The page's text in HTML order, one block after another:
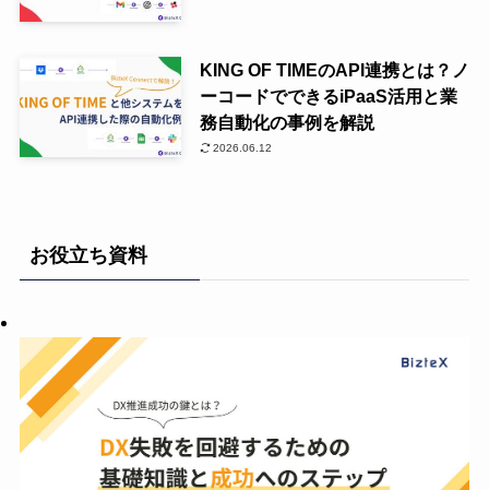
KING OF TIMEのAPI連携とは？ノ
ーコードでできるiPaaS活用と業
務自動化の事例を解説
2026.06.12
お役立ち資料